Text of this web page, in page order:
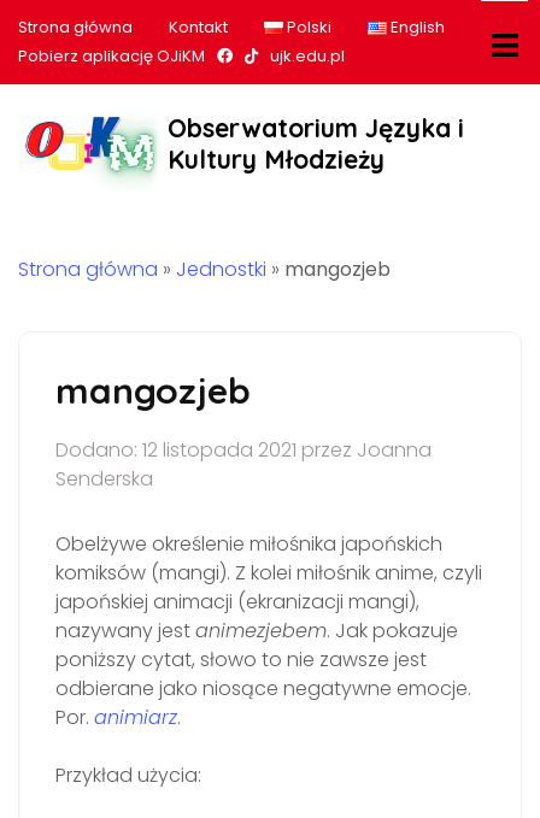
Strona główna Kontakt Polski
English
Pobierz aplikację OJiKM
Nasz profil na Facebook
Nasz profil na tiktok
ujk.edu.pl
Obserwatorium Języka i
Kultury Młodzieży
Strona główna » Jednostki » mangozjeb
mangozjeb
Dodano: 12 listopada 2021 przez Joanna
Senderska
Obelżywe określenie miłośnika japońskich
komiksów (mangi). Z kolei miłośnik anime, czyli
japońskiej animacji (ekranizacji mangi),
nazywany jestanimezjebem. Jak pokazuje
poniższy cytat, słowo to nie zawsze jest
odbierane jako niosące negatywne emocje.
Por. animiarz.
Przykład użycia: